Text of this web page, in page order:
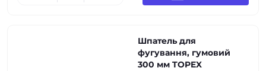
Шпатель для
фугування, гумовий
300 мм TOPEX